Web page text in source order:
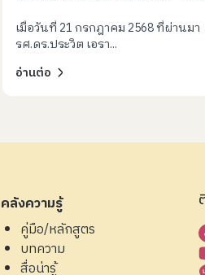
พัฒนาการเด็กปฐมวัยในสภาวะ
เมื่อวันที่ 21 กรกฎาคม 2568 ที่ผ่านมา
รศ.ดร.ประวิต เอรา...
อ่านต่อ
คลังความรู้
คู่มือ/หลักสูตร
บทความ
สื่อน่ารู้